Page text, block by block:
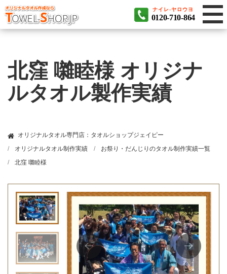
ナイレ-ヤロウヨ
0120-710-864
北窪 囃睦様 オリジナ
ルタオル製作実績
オリジナルタオル専門店：タオルショップジェイピー
オリジナルタオル制作実績
お祭り・だんじりのタオル制作実績一覧
北窪 囃睦様